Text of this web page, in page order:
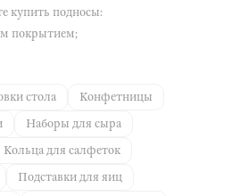
купить подносы:
покрытием;
стола
Конфетницы
Наборы для сыра
Кольца для салфеток
Подставки для яиц